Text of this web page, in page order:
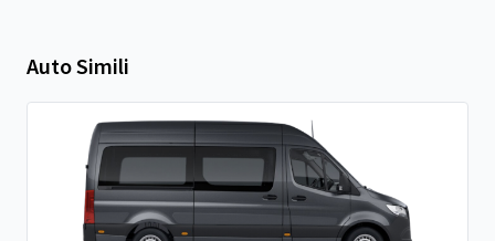
Auto Simili